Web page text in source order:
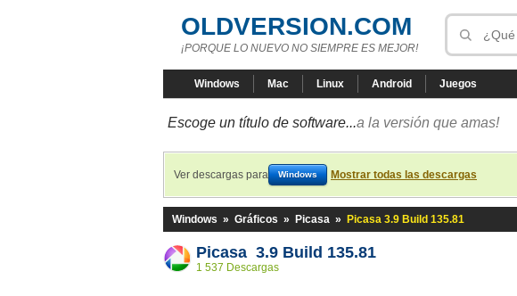
OLDVERSION.COM
¡PORQUE LO NUEVO NO SIEMPRE ES MEJOR!
Windows Mac Linux Android Juegos
Escoge un título de software...a la versión que amas!
Ver descargas para Windows Mostrar todas las descargas
Windows » Gráficos » Picasa » Picasa 3.9 Build 135.81
Picasa 3.9 Build 135.81
1 537 Descargas